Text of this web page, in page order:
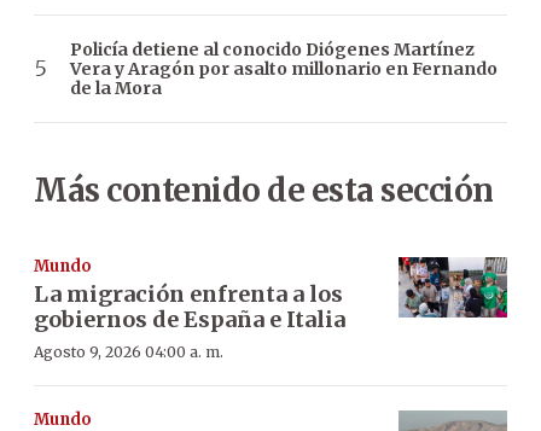
Policía detiene al conocido Diógenes Martínez
Vera y Aragón por asalto millonario en Fernando
de la Mora
Más contenido de esta sección
Mundo
La migración enfrenta a los
gobiernos de España e Italia
Agosto 9, 2026 04:00 a. m.
Mundo